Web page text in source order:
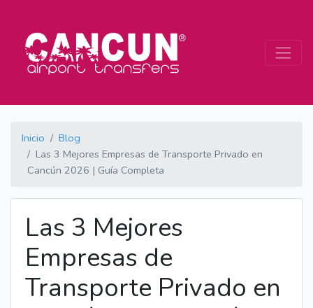
Inicio
Blog
Las 3 Mejores Empresas de Transporte Privado en
Cancún 2026 | Guía Completa
Las 3 Mejores
Empresas de
Transporte Privado en